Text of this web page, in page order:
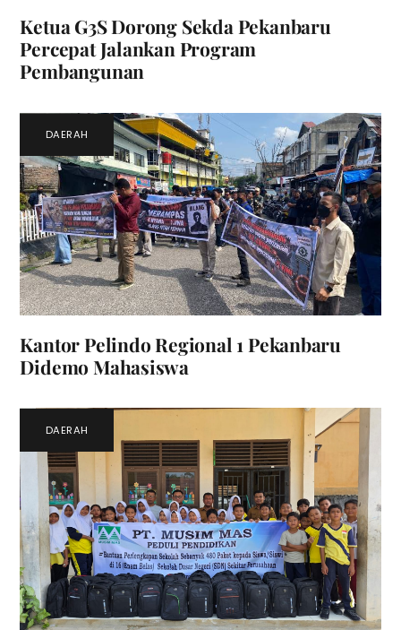
Ketua G3S Dorong Sekda Pekanbaru
Percepat Jalankan Program
Pembangunan
DAERAH
Kantor Pelindo Regional 1 Pekanbaru
Didemo Mahasiswa
DAERAH